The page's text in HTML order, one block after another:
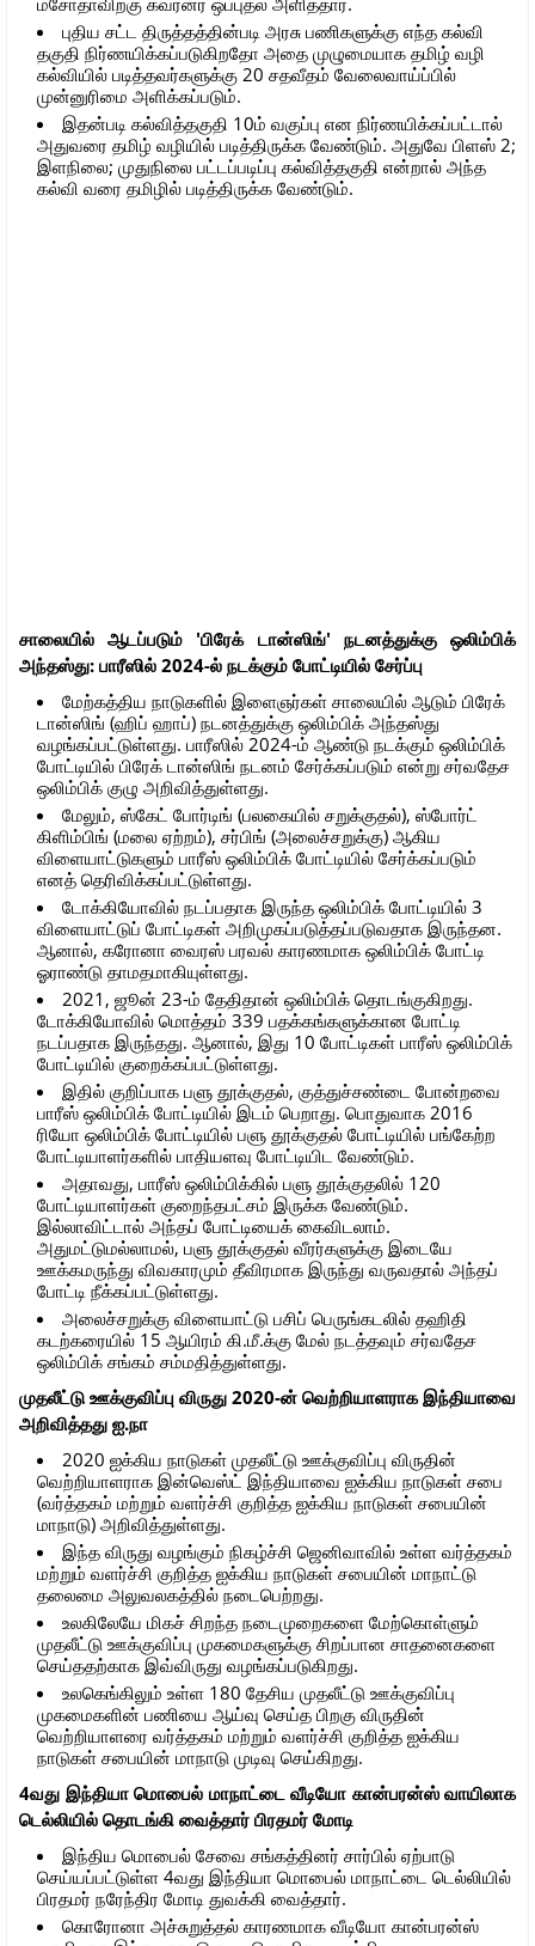
புதிய சட்ட திருத்தத்தின்படி அரசு பணிகளுக்கு எந்த கல்வி
தகுதி நிர்ணயிக்கப்படுகிறதோ அதை முழுமையாக தமிழ் வழி
கல்வியில் படித்தவர்களுக்கு 20 சதவீதம் வேலைவாய்ப்பில்
முன்னுரிமை அளிக்கப்படும்.
இதன்படி கல்வித்தகுதி 10ம் வகுப்பு என நிர்ணயிக்கப்பட்டால்
அதுவரை தமிழ் வழியில் படித்திருக்க வேண்டும். அதுவே பிளஸ் 2;
இளநிலை; முதுநிலை பட்டப்படிப்பு கல்வித்தகுதி என்றால் அந்த
கல்வி வரை தமிழில் படித்திருக்க வேண்டும்.
சாலையில் ஆடப்படும் 'பிரேக் டான்ஸிங்' நடனத்துக்கு ஒலிம்பிக்
அந்தஸ்து: பாரீஸில் 2024-ல் நடக்கும் போட்டியில் சேர்ப்பு
மேற்கத்திய நாடுகளில் இளைஞர்கள் சாலையில் ஆடும் பிரேக்
டான்ஸிங் (ஹிப் ஹாப்) நடனத்துக்கு ஒலிம்பிக் அந்தஸ்து
வழங்கப்பட்டுள்ளது. பாரீஸில் 2024-ம் ஆண்டு நடக்கும் ஒலிம்பிக்
போட்டியில் பிரேக் டான்ஸிங் நடனம் சேர்க்கப்படும் என்று சர்வதேச
ஒலிம்பிக் குழு அறிவித்துள்ளது.
மேலும், ஸ்கேட் போர்டிங் (பலகையில் சறுக்குதல்), ஸ்போர்ட்
கிளிம்பிங் (மலை ஏற்றம்), சர்பிங் (அலைச்சறுக்கு) ஆகிய
விளையாட்டுகளும் பாரீஸ் ஒலிம்பிக் போட்டியில் சேர்க்கப்படும்
எனத் தெரிவிக்கப்பட்டுள்ளது.
டோக்கியோவில் நடப்பதாக இருந்த ஒலிம்பிக் போட்டியில் 3
விளையாட்டுப் போட்டிகள் அறிமுகப்படுத்தப்படுவதாக இருந்தன.
ஆனால், கரோனா வைரஸ் பரவல் காரணமாக ஒலிம்பிக் போட்டி
ஓராண்டு தாமதமாகியுள்ளது.
2021, ஜூன் 23-ம் தேதிதான் ஒலிம்பிக் தொடங்குகிறது.
டோக்கியோவில் மொத்தம் 339 பதக்கங்களுக்கான போட்டி
நடப்பதாக இருந்தது. ஆனால், இது 10 போட்டிகள் பாரீஸ் ஒலிம்பிக்
போட்டியில் குறைக்கப்பட்டுள்ளது.
இதில் குறிப்பாக பளு தூக்குதல், குத்துச்சண்டை போன்றவை
பாரீஸ் ஒலிம்பிக் போட்டியில் இடம் பெறாது. பொதுவாக 2016
ரியோ ஒலிம்பிக் போட்டியில் பளு தூக்குதல் போட்டியில் பங்கேற்ற
போட்டியாளர்களில் பாதியளவு போட்டியிட வேண்டும்.
அதாவது, பாரீஸ் ஒலிம்பிக்கில் பளு தூக்குதலில் 120
போட்டியாளர்கள் குறைந்தபட்சம் இருக்க வேண்டும்.
இல்லாவிட்டால் அந்தப் போட்டியைக் கைவிடலாம்.
அதுமட்டுமல்லாமல், பளு தூக்குதல் வீரர்களுக்கு இடையே
ஊக்கமருந்து விவகாரமும் தீவிரமாக இருந்து வருவதால் அந்தப்
போட்டி நீக்கப்பட்டுள்ளது.
அலைச்சறுக்கு விளையாட்டு பசிப் பெருங்கடலில் தஹிதி
கடற்கரையில் 15 ஆயிரம் கி.மீ.க்கு மேல் நடத்தவும் சர்வதேச
ஒலிம்பிக் சங்கம் சம்மதித்துள்ளது.
முதலீட்டு ஊக்குவிப்பு விருது 2020-ன் வெற்றியாளராக இந்தியாவை
அறிவித்தது ஐ.நா
2020 ஐக்கிய நாடுகள் முதலீட்டு ஊக்குவிப்பு விருதின்
வெற்றியாளராக இன்வெஸ்ட் இந்தியாவை ஐக்கிய நாடுகள் சபை
(வர்த்தகம் மற்றும் வளர்ச்சி குறித்த ஐக்கிய நாடுகள் சபையின்
மாநாடு) அறிவித்துள்ளது.
இந்த விருது வழங்கும் நிகழ்ச்சி ஜெனிவாவில் உள்ள வர்த்தகம்
மற்றும் வளர்ச்சி குறித்த ஐக்கிய நாடுகள் சபையின் மாநாட்டு
தலைமை அலுவலகத்தில் நடைபெற்றது.
உலகிலேயே மிகச் சிறந்த நடைமுறைகளை மேற்கொள்ளும்
முதலீட்டு ஊக்குவிப்பு முகமைகளுக்கு சிறப்பான சாதனைகளை
செய்ததற்காக இவ்விருது வழங்கப்படுகிறது.
உலகெங்கிலும் உள்ள 180 தேசிய முதலீட்டு ஊக்குவிப்பு
முகமைகளின் பணியை ஆய்வு செய்த பிறகு விருதின்
வெற்றியாளரை வர்த்தகம் மற்றும் வளர்ச்சி குறித்த ஐக்கிய
நாடுகள் சபையின் மாநாடு முடிவு செய்கிறது.
4வது இந்தியா மொபைல் மாநாட்டை வீடியோ கான்பரன்ஸ் வாயிலாக
டெல்லியில் தொடங்கி வைத்தார் பிரதமர் மோடி
இந்திய மொபைல் சேவை சங்கத்தினர் சார்பில் ஏற்பாடு
செய்யப்பட்டுள்ள 4வது இந்தியா மொபைல் மாநாட்டை டெல்லியில்
பிரதமர் நரேந்திர மோடி துவக்கி வைத்தார்.
கொரோனா அச்சுறுத்தல் காரணமாக வீடியோ கான்பரன்ஸ்